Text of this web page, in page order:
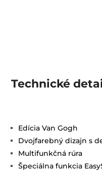
Technické
Edícia Van Gogh
Dvojfarebný dizajn s
Multifunkčná rúra
Špeciálna funkcia